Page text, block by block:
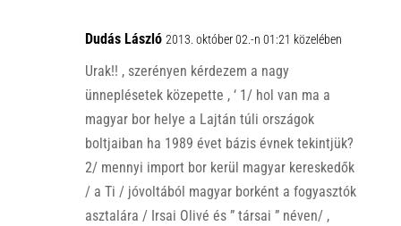
Dudás László 2013. október 02.-n 01:21 közelében
Urak!! , szerényen kérdezem a nagy
ünneplésetek közepette , ‘ 1/ hol van ma a
magyar bor helye a Lajtán túli országok
boltjaiban ha 1989 évet bázis évnek tekintjük?
2/ mennyi import bor kerül magyar kereskedők
/ a Ti / jóvoltából magyar borként a fogyasztók
asztalára / Irsai Olivé és ” társai ” néven/ ,